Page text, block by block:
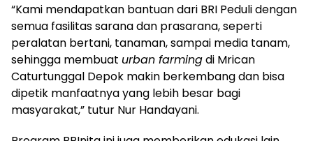
“Kami mendapatkan bantuan dari BRI Peduli dengan
semua fasilitas sarana dan prasarana, seperti
peralatan bertani, tanaman, sampai media tanam,
sehingga membuat urban farmingdi Mrican
Caturtunggal Depok makin berkembang dan bisa
dipetik manfaatnya yang lebih besar bagi
masyarakat,” tutur Nur Handayani.